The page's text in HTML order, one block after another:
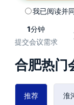
我已阅读并
1分钟
提交会议需求
合肥热门
推荐 淮